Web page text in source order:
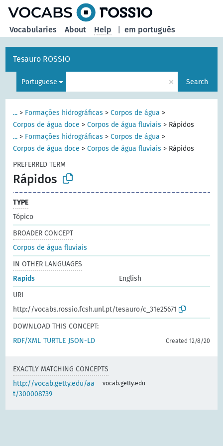
em português
Vocabularies About Help
Tesauro ROSSIO
Portuguese × Search
... > Formações hidrográficas >Corpos de água >
Corpos de água doce >Corpos de água fluviais > Rápidos
... > Formações hidrográficas >Corpos de água >
Corpos de água doce >Corpos de água fluviais > Rápidos
PREFERRED TERM
Rápidos
TYPE
Tópico
BROADER CONCEPT
Corpos de água fluviais
IN OTHER LANGUAGES
Rapids
English
URI
http://vocabs.rossio.fcsh.unl.pt/tesauro/c_31e25671
DOWNLOAD THIS CONCEPT:
RDF/XML TURTLE JSON-LD Created 12/8/20
EXACTLY MATCHING CONCEPTS
http://vocab.getty.edu/aa
t/300008739
vocab.getty.edu